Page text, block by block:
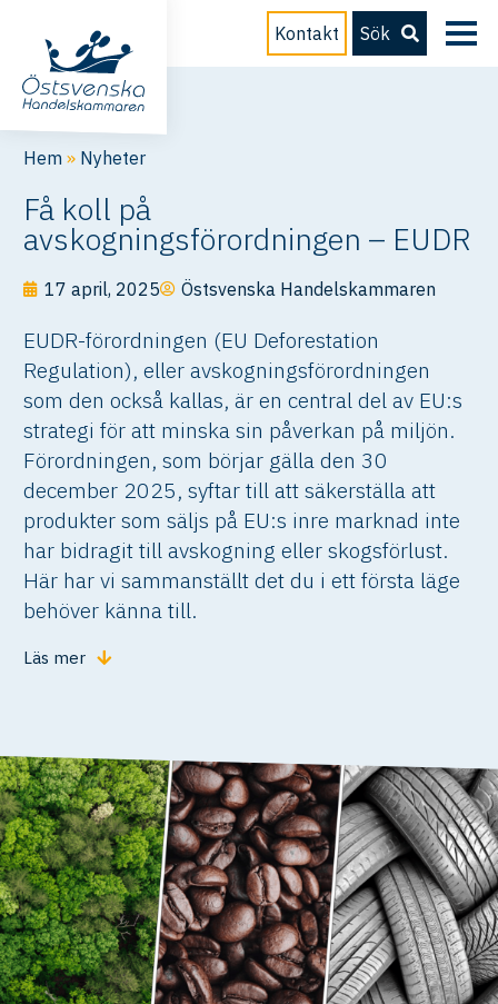
Kontakt Sök
Hem » Nyheter
Få koll på
avskogningsförordningen – EUDR
17 april, 2025 Östsvenska Handelskammaren
EUDR-förordningen (EU Deforestation
Regulation), eller avskogningsförordningen
som den också kallas, är en central del av EU:s
strategi för att minska sin påverkan på miljön.
Förordningen, som börjar gälla den 30
december 2025, syftar till att säkerställa att
produkter som säljs på EU:s inre marknad inte
har bidragit till avskogning eller skogsförlust.
Här har vi sammanställt det du i ett första läge
behöver känna till.
Läs mer